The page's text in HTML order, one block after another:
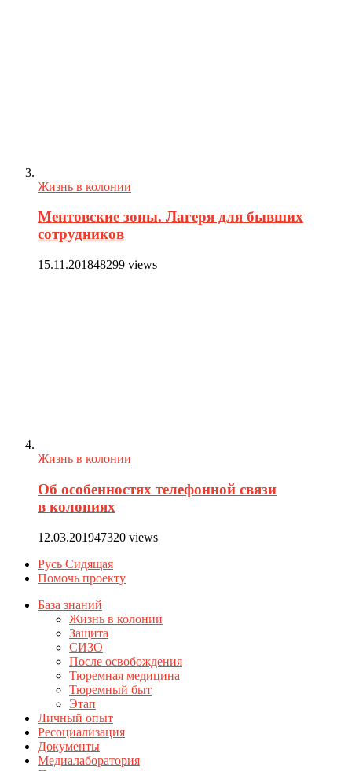
Жизнь в колонии
Ментовские зоны. Лагеря для бывших
сотрудников
15.11.201848299 views
Жизнь в колонии
Об особенностях телефонной связи
в колониях
12.03.201947320 views
Русь Сидящая
Помочь проекту
База знаний
Жизнь в колонии
Защита
СИЗО
После освобождения
Тюремная медицина
Тюремный быт
Этап
Личный опыт
Ресоциализация
Документы
Медиалаборатория